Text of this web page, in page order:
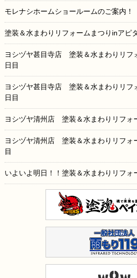
モレナシホームショールームのご案内！
塗装＆水まわりリフォームまつりinアピ
ヨシヅヤ甚目寺店 塗装＆水まわりリ
日目
ヨシヅヤ甚目寺店 塗装＆水まわりリフ
日目
ヨシヅヤ清州店 塗装＆水まわりリフ
ヨシヅヤ清州店 塗装＆水まわりリフ
目
いよいよ明日！！塗装＆水まわりリフォ